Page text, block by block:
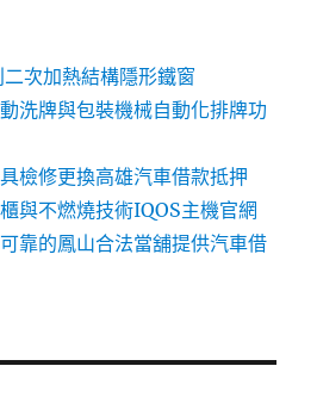
次加熱結構隱形鐵窗
洗牌與包裝機械自動化排牌功
檢修更換高雄汽車借款抵押
與不燃燒技術IQOS主機官網
靠的鳳山合法當舖提供汽車借